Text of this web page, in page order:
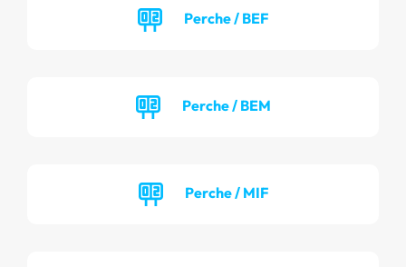
Perche / BEF
Perche / BEM
Perche / MIF